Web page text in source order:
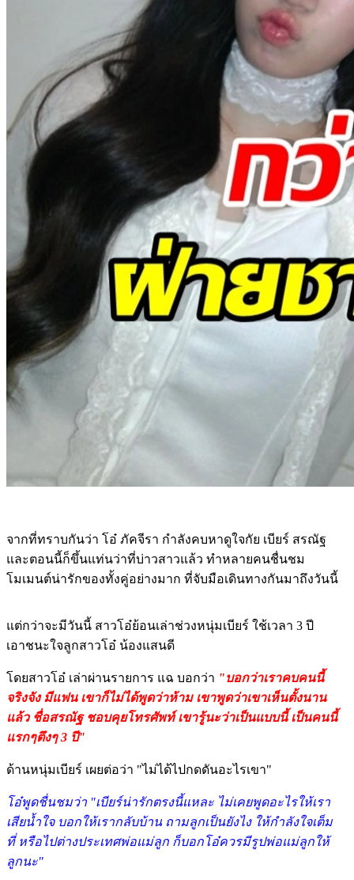
จากที่ทราบกันว่า โอ๋ ภัคจีรา กำลังคบหาดูใจกัย เบียร์ สรณัฐ
และตอนนี้ก็ขึ้นแท่นว่าที่บ่าวสาวแล้ว ทำหลายคนชื่นชม
โมเมนต์น่ารักของทั้งคู่อย่างมาก ที่จับมือเดินทางกันมาถึงวันนี้
แต่กว่าจะมีวันนี้ สาวโอ๋ย้อนเล่าช่วงหนุ่มเบียร์ ใช้เวลา 3 ปี
เอาชนะใจลูกสาวโอ๋ น้องแสนดี
โดยสาวโอ๋ เล่าผ่านรายการ แฉ บอกว่า "บอกว่าเราคบคนนี้
จริงจัง มีแฟน เขาก็ไม่ได้พูดว่าห้าม เขาพูดว่าเขาเห็นตั้งนาน
แล้ว ชื่อสรณัฐ ชอบคุยโทรศัพท์ เขารู้นะว่าเป็นแบบนี้ เป็นคนนี้
แรกๆตึงๆ 3 ปี"
ด้านหนุ่มเบียร์ เผยต่อว่า "ไม่ได้ไปกดดันอะไรเขา"
โอ๋พูดชื่นชมว่า "เบียร์น่ารักตรงนี้แหละ ไม่เคยพูดอะไรให้เรา
เสียน้ำใจ บอกให้เรากลับบ้าน ถามลูกเป็นยังไง ให้กำลังใจเต็ม
ที่ หรือไปต่างประเทศพ่อแม่ลูก ก็บอกโอ๋ควรมีรูปพ่อแม่ลูกให้
ลูกนะ"